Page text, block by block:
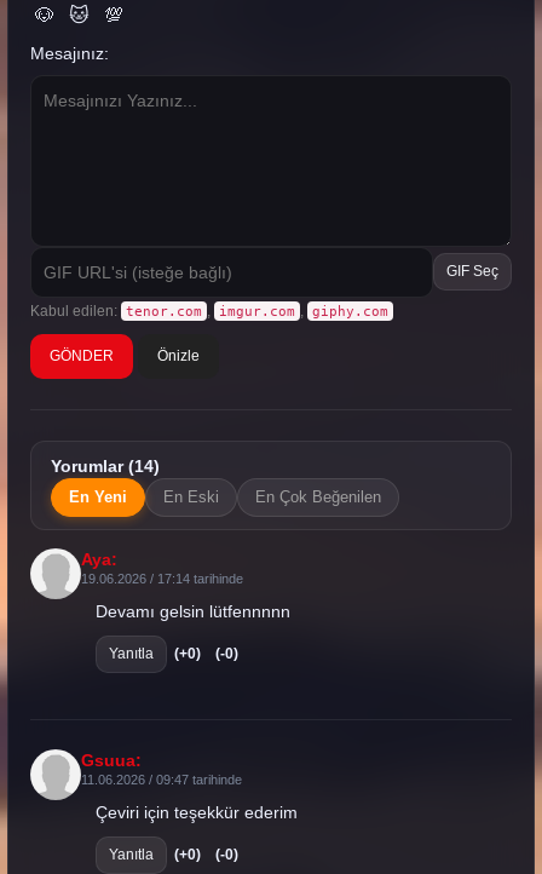
🐶
🐱 💯
Mesajınız:
GIF Seç
Kabul edilen: tenor.com imgur.com giphy.com
Önizle
Yorumlar (14)
En Yeni En Eski En Çok Beğenilen
Aya:
19.06.2026 / 17:14 tarihinde
Devamı gelsin lütfennnnn
Yanıtla (+0) (-0)
Gsuua:
11.06.2026 / 09:47 tarihinde
Çeviri için teşekkür ederim
Yanıtla (+0) (-0)